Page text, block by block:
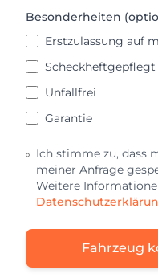
Besonderheiten
Erstzulassung auf
Scheckheftgepflegt
Unfallfrei
Garantie
Ich stimme zu, dass
meiner Anfrage
Weitere
Fahrzeug